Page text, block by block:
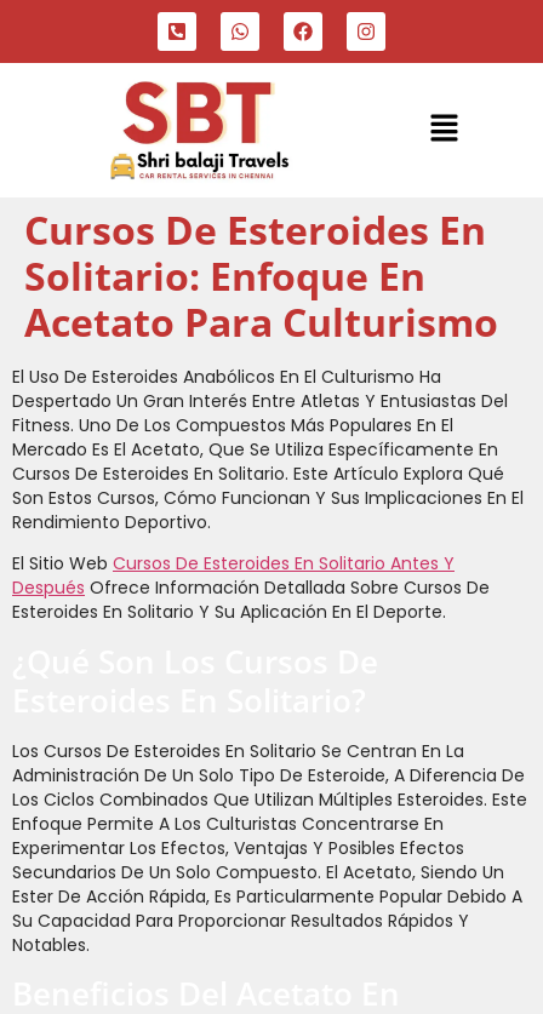
Cursos De Esteroides En
Solitario: Enfoque En
Acetato Para Culturismo
El Uso De Esteroides Anabólicos En El Culturismo Ha
Despertado Un Gran Interés Entre Atletas Y Entusiastas Del
Fitness. Uno De Los Compuestos Más Populares En El
Mercado Es El Acetato, Que Se Utiliza Específicamente En
Cursos De Esteroides En Solitario. Este Artículo Explora Qué
Son Estos Cursos, Cómo Funcionan Y Sus Implicaciones En El
Rendimiento Deportivo.
El Sitio Web Cursos De Esteroides En Solitario Antes Y
Después Ofrece Información Detallada Sobre Cursos De
Esteroides En Solitario Y Su Aplicación En El Deporte.
Los Cursos De Esteroides En Solitario Se Centran En La
Administración De Un Solo Tipo De Esteroide, A Diferencia De
Los Ciclos Combinados Que Utilizan Múltiples Esteroides. Este
Enfoque Permite A Los Culturistas Concentrarse En
Experimentar Los Efectos, Ventajas Y Posibles Efectos
Secundarios De Un Solo Compuesto. El Acetato, Siendo Un
Ester De Acción Rápida, Es Particularmente Popular Debido A
Su Capacidad Para Proporcionar Resultados Rápidos Y
Notables.